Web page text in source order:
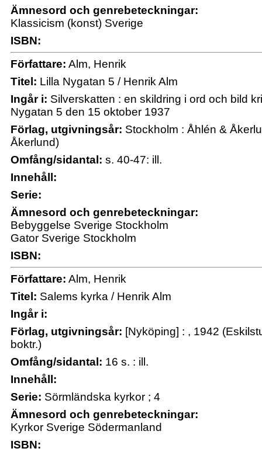
Ämnesord och genrebeteckningar:
Klassicism (konst) Sverige
ISBN:
Författare: Alm, Henrik
Titel: Lilla Nygatan 5 / Henrik Alm
Ingår i: Silverskatten : en skildring i ord och bild
Nygatan 5 den 15 oktober 1937
Förlag, utgivningsår: Stockholm : Åhlén &
Åkerlund)
Omfång/sidantal: s. 40-47: ill.
Innehåll:
Serie:
Ämnesord och genrebeteckningar:
Bebyggelse Sverige Stockholm
Gator Sverige Stockholm
ISBN:
Författare: Alm, Henrik
Titel: Salems kyrka / Henrik Alm
Ingår i:
Förlag, utgivningsår: [Nyköping] : , 1942
boktr.)
Omfång/sidantal: 16 s. : ill.
Innehåll:
Serie: Sörmländska kyrkor ; 4
Ämnesord och genrebeteckningar:
Kyrkor Sverige Södermanland
ISBN: